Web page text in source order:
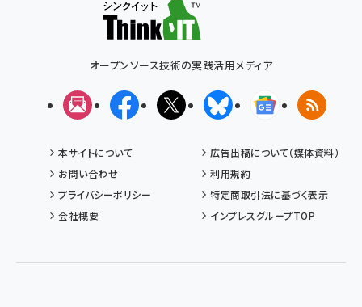
オープンソース技術の実践活用メディア
メルマガFacebookX(エックス)BlueskyGoogleニュ
RSS
本サイトについて
広告出稿について（媒体資料）
お問い合わせ
利用規約
プライバシーポリシー
特定商取引法に基づく表示
会社概要
インプレスグループTOP